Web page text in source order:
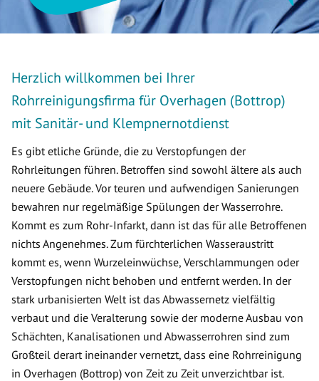
Herzlich willkommen bei Ihrer
Rohrreinigungsfirma für Overhagen (Bottrop)
mit Sanitär- und Klempnernotdienst
Es gibt etliche Gründe, die zu Verstopfungen der
Rohrleitungen führen. Betroffen sind sowohl ältere als auch
neuere Gebäude. Vor teuren und aufwendigen Sanierungen
bewahren nur regelmäßige Spülungen der Wasserrohre.
Kommt es zum Rohr-Infarkt, dann ist das für alle Betroffenen
nichts Angenehmes. Zum fürchterlichen Wasseraustritt
kommt es, wenn Wurzeleinwüchse, Verschlammungen oder
Verstopfungen nicht behoben und entfernt werden. In der
stark urbanisierten Welt ist das Abwassernetz vielfältig
verbaut und die Veralterung sowie der moderne Ausbau von
Schächten, Kanalisationen und Abwasserrohren sind zum
Großteil derart ineinander vernetzt, dass eine Rohrreinigung
in Overhagen (Bottrop) von Zeit zu Zeit unverzichtbar ist.